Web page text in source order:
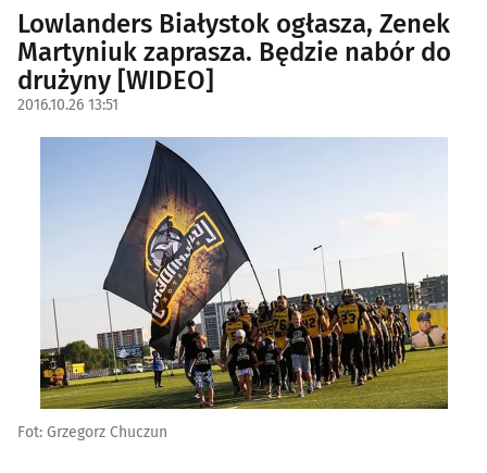
Lowlanders Białystok ogłasza, Zenek
Martyniuk zaprasza. Będzie nabór do
drużyny [WIDEO]
2016.10.26 13:51
Fot: Grzegorz Chuczun